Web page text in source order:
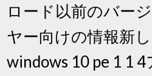
ロード以前のバー
ヤー向けの情報新
windows 10 pe 1 1